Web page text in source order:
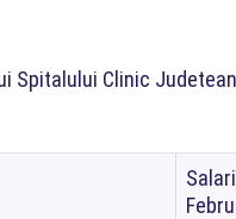
Spitalului Clinic